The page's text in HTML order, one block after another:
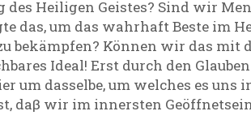
Heiligen Geistes? Sind wir
das, um das wahrhaft Beste im
bekämpfen? Können wir das mit
Ideal! Erst durch den
um dasselbe, um welches es uns
daβ wir im innersten